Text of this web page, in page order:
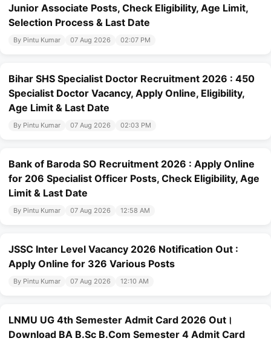
Junior Associate Posts, Check Eligibility, Age Limit,
Selection Process & Last Date
By Pintu Kumar 07 Aug 2026 02:07 PM
Bihar SHS Specialist Doctor Recruitment 2026 : 450
Specialist Doctor Vacancy, Apply Online, Eligibility,
Age Limit & Last Date
By Pintu Kumar 07 Aug 2026 02:03 PM
Bank of Baroda SO Recruitment 2026 : Apply Online
for 206 Specialist Officer Posts, Check Eligibility, Age
Limit & Last Date
By Pintu Kumar 07 Aug 2026 12:58 AM
JSSC Inter Level Vacancy 2026 Notification Out :
Apply Online for 326 Various Posts
By Pintu Kumar 07 Aug 2026 12:10 AM
LNMU UG 4th Semester Admit Card 2026 Out।
Download BA B.Sc B.Com Semester 4 Admit Card